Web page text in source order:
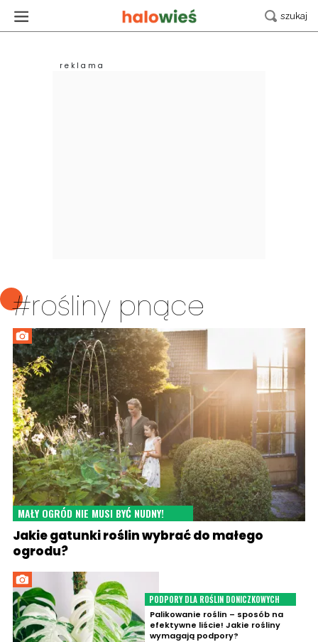
#rośliny pnące
MAŁY OGRÓD NIE MUSI BYĆ NUDNY!
Jakie gatunki roślin wybrać do małego
ogrodu?
PODPORY DLA ROŚLIN DONICZKOWYCH
Palikowanie roślin – sposób na
efektywne liście! Jakie rośliny
wymagają podpory?